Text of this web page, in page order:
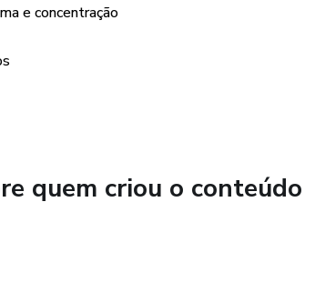
e concentração
quem criou o conteúdo